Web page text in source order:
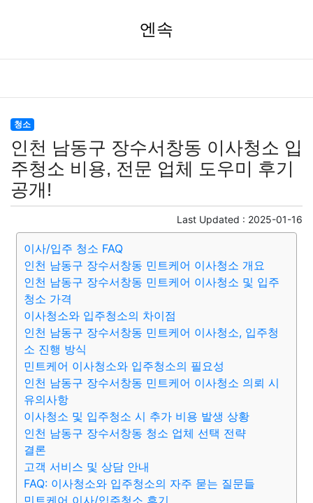
엔속
청소
인천 남동구 장수서창동 이사청소 입
주청소 비용, 전문 업체 도우미 후기
공개!
Last Updated : 2025-01-16
이사/입주 청소 FAQ
인천 남동구 장수서창동 민트케어 이사청소 개요
인천 남동구 장수서창동 민트케어 이사청소 및 입주
청소 가격
이사청소와 입주청소의 차이점
인천 남동구 장수서창동 민트케어 이사청소, 입주청
소 진행 방식
민트케어 이사청소와 입주청소의 필요성
인천 남동구 장수서창동 민트케어 이사청소 의뢰 시
유의사항
이사청소 및 입주청소 시 추가 비용 발생 상황
인천 남동구 장수서창동 청소 업체 선택 전략
결론
고객 서비스 및 상담 안내
FAQ: 이사청소와 입주청소의 자주 묻는 질문들
민트케어 이사/입주청소 후기